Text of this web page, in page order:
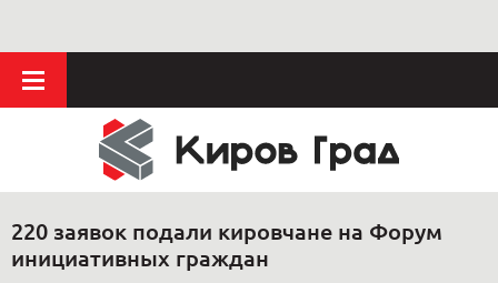
220 заявок подали кировчане на Форум
инициативных граждан